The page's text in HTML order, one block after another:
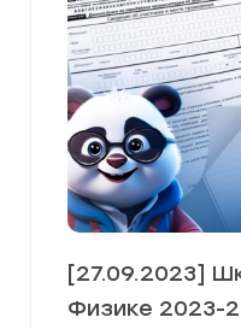
[27.09.2023]
Физике 2023-